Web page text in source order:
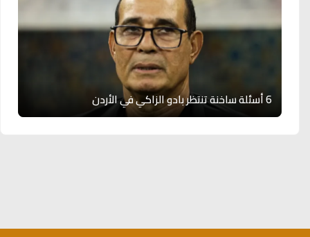
6 أسئلة ساخنة تنتظر بادو الزاكي في الأردن